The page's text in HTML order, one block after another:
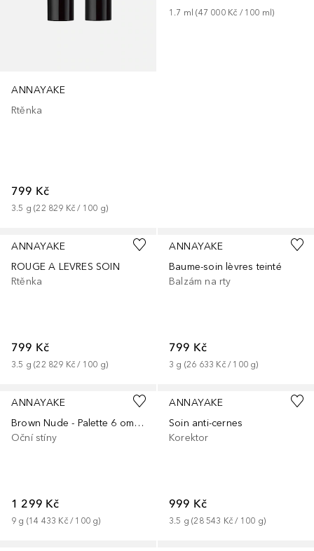
ANNAYAKE
Rtěnka
799 Kč
3.5 g (22 829 Kč / 100 g)
1.7 ml (47 000 Kč / 100 ml)
ANNAYAKE
ROUGE A LEVRES SOIN
Rtěnka
799 Kč
3.5 g (22 829 Kč / 100 g)
+1
ANNAYAKE
Baume-soin lèvres teinté
Balzám na rty
799 Kč
3 g (26 633 Kč / 100 g)
ANNAYAKE
Brown Nude - Palette 6 ombres à paupières
Oční stíny
1 299 Kč
9 g (14 433 Kč / 100 g)
ANNAYAKE
Soin anti-cernes
Korektor
999 Kč
3.5 g (28 543 Kč / 100 g)
+2